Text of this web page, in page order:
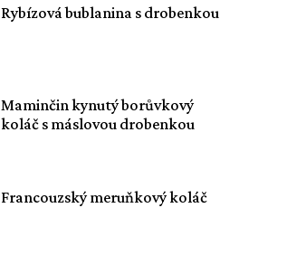
Rybízová bublanina s drobenkou
Maminčin kynutý borůvkový
koláč s máslovou drobenkou
Francouzský meruňkový koláč